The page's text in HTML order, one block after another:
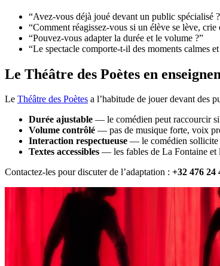
“Avez-vous déjà joué devant un public spécialisé
“Comment réagissez-vous si un élève se lève, crie
“Pouvez-vous adapter la durée et le volume ?”
“Le spectacle comporte-t-il des moments calmes
Le Théâtre des Poètes en
Le Théâtre des Poètes a l’habitude de jouer devant des
Durée ajustable — le comédien peut raccourcir
Volume contrôlé — pas de musique forte, voix
Interaction respectueuse — le comédien sollicite
Textes accessibles — les fables de La Fontaine et
Contactez-les pour discuter de l’adaptation : +32 476 24